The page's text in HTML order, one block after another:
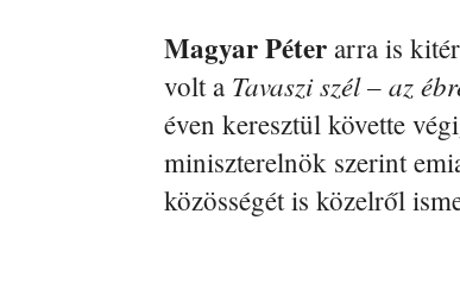
Magyar Péter arra is
volt a Tavaszi szél – az
éven keresztül követte
miniszterelnök szerint
közösségét is közelről